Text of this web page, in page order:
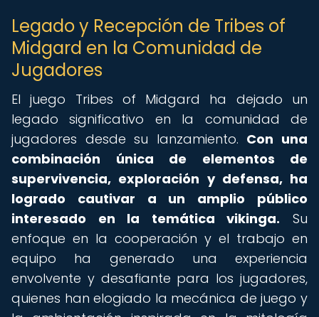
Legado y Recepción de Tribes of
Midgard en la Comunidad de
Jugadores
El juego Tribes of Midgard ha dejado un
legado significativo en la comunidad de
jugadores desde su lanzamiento. Con una
combinación única de elementos de
supervivencia, exploración y defensa, ha
logrado cautivar a un amplio público
interesado en la temática vikinga. Su
enfoque en la cooperación y el trabajo en
equipo ha generado una experiencia
envolvente y desafiante para los jugadores,
quienes han elogiado la mecánica de juego y